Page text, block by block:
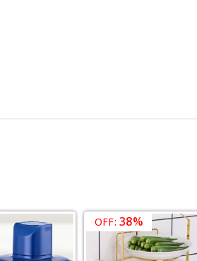
OFF: 38%